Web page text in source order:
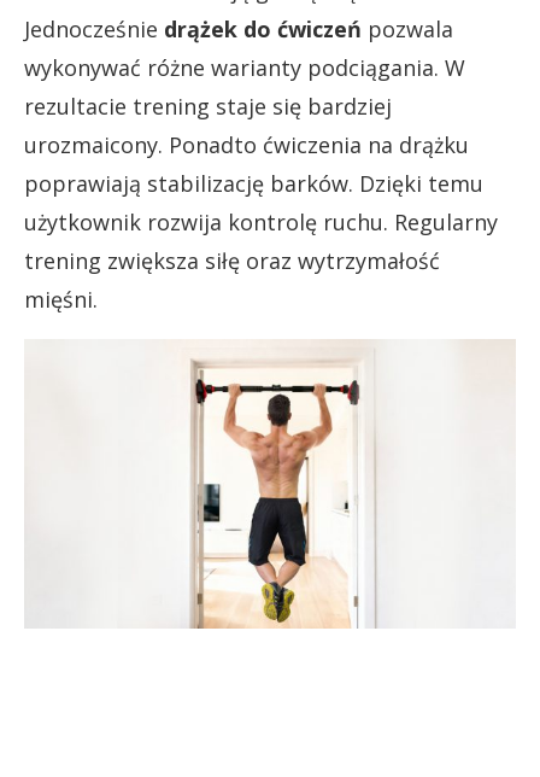
Jednocześnie drążek do ćwiczeń pozwala
wykonywać różne warianty podciągania. W
rezultacie trening staje się bardziej
urozmaicony. Ponadto ćwiczenia na drążku
poprawiają stabilizację barków. Dzięki temu
użytkownik rozwija kontrolę ruchu. Regularny
trening zwiększa siłę oraz wytrzymałość
mięśni.